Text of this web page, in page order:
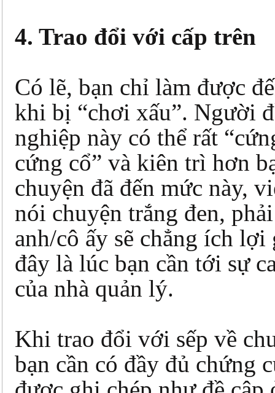
4. Trao đổi với cấp trên
Có lẽ, bạn chỉ làm được
khi bị “chơi xấu”. Người
nghiệp này có thể rất
cứng cổ” và kiên trì hơn
chuyện đã đến mức này,
nói chuyện trắng đen,
anh/cô ấy sẽ chẳng ích lợi
đây là lúc bạn cần tới sự
của nhà quản lý.
Khi trao đổi với sếp về
bạn cần có đầy đủ chứng